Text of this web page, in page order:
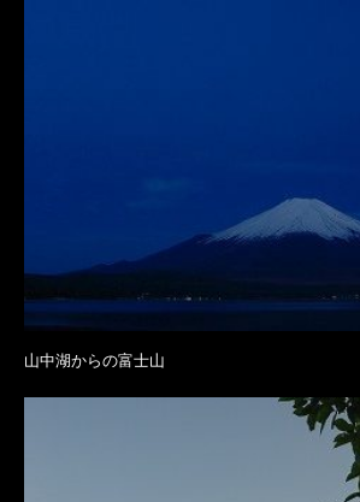
山中湖からの富士山